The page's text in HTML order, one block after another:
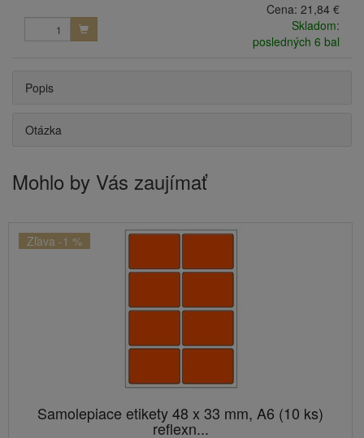
Cena: 21,84 €
Skladom:
posledných 6 bal
Popis
Otázka
Mohlo by Vás zaujímať
Zľava -1 %
Samolepiace etikety 48 x 33 mm, A6 (10 ks)
reflexn...